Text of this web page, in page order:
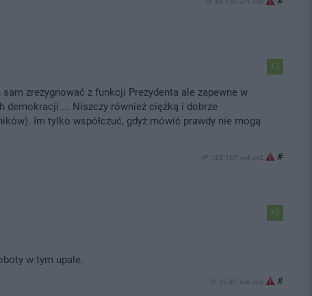
IP: 89.151.xx1.xx0
+2
zrezygnować z funkcji Prezydenta ale zapewne w
demokracji ... Niszczy również ciężką i dobrze
Im tylko współczuć, gdyż mówić prawdy nie mogą
IP: 185.167.xx4.xx2 #
+3
w tym upale.
IP: 37.47.xx6.xx5 #